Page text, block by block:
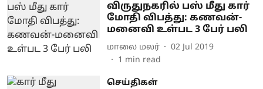
விருதுநகரில் பஸ் மீது கார்
மோதி விபத்து: கணவன்-
மனைவி உள்பட 3 பேர் பலி
மாலை மலர்
02 Jul 2019
1 min read
செய்திகள்